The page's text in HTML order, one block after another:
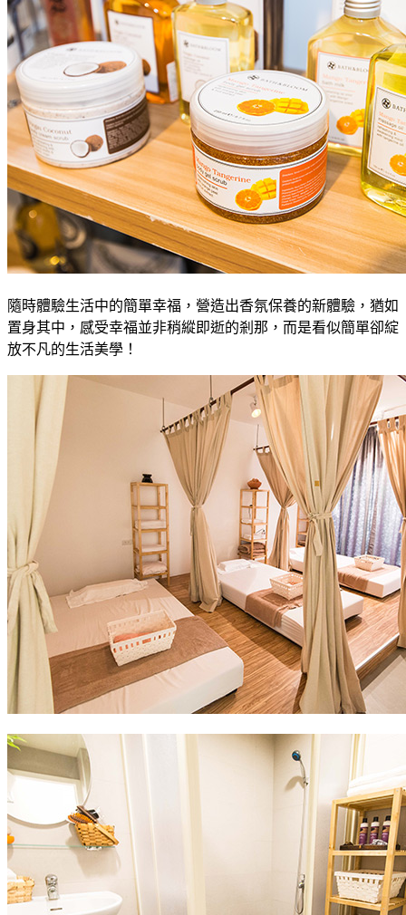
隨時體驗生活中的簡單幸福，營造出香氛保養的新體驗，猶如
置身其中，感受幸福並非稍縱即逝的剎那，而是看似簡單卻綻
放不凡的生活美學！